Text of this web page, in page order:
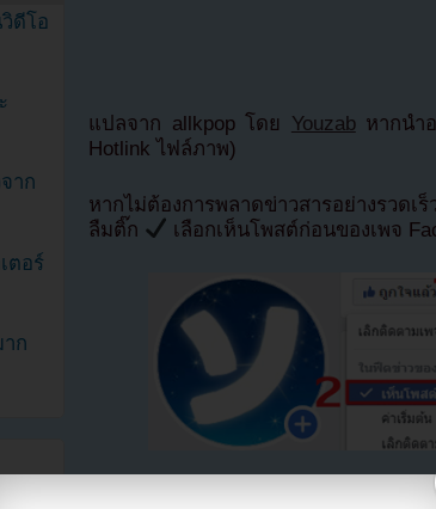
แปลจาก allkpop โดย Youzabหากนำอ
Hotlink ไฟล์ภาพ)
หากไม่ต้องการพลาดข่าวสารอย่างรวด
ลืมติ๊ก
เลือกเห็นโพสต์ก่อนของเพจ
ตอนนี้แฟนๆสามารถติดตามเราได้อีกช่
ดีโอ
าก
ตอร์
ก